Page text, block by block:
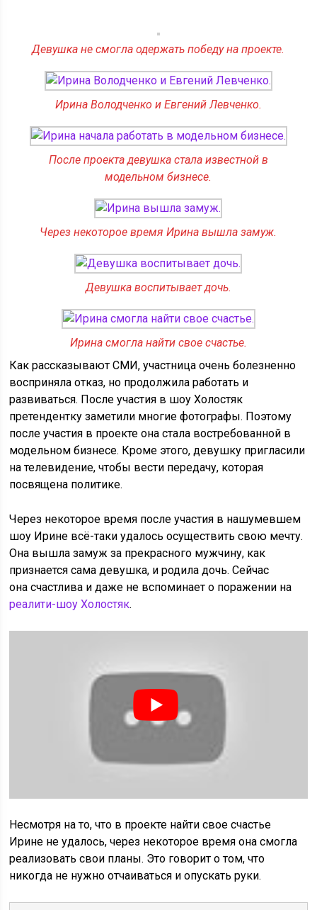
Девушка не смогла одержать победу на проекте.
Ирина Володченко и Евгений Левченко.
После проекта девушка стала известной в
модельном бизнесе.
Через некоторое время Ирина вышла замуж.
Девушка воспитывает дочь.
Ирина смогла найти свое счастье.
Как рассказывают СМИ, участница очень болезненно
восприняла отказ, но продолжила работать и
развиваться. После участия в шоу Холостяк
претендентку заметили многие фотографы. Поэтому
после участия в проекте она стала востребованной в
модельном бизнесе. Кроме этого, девушку пригласили
на телевидение, чтобы вести передачу, которая
посвящена политике.
Через некоторое время после участия в нашумевшем
шоу Ирине всё-таки удалось осуществить свою мечту.
Она вышла замуж за прекрасного мужчину, как
признается сама девушка, и родила дочь. Сейчас
она счастлива и даже не вспоминает о поражении на
реалити-шоу Холостяк.
Несмотря на то, что в проекте найти свое счастье
Ирине не удалось, через некоторое время она смогла
реализовать свои планы. Это говорит о том, что
никогда не нужно отчаиваться и опускать руки.